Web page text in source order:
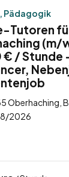
Pädagogik
Tutoren
(m/
/ Stunde
Oberhaching,
2026